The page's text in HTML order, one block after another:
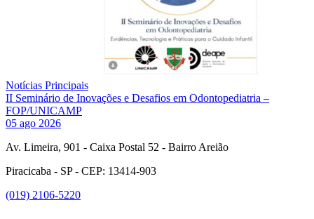
Notícias Principais
II Seminário de Inovações e Desafios em Odontopediatria –
FOP/UNICAMP
05 ago 2026
Av. Limeira, 901 - Caixa Postal 52 - Bairro Areião
Piracicaba - SP - CEP: 13414-903
(019) 2106-5220